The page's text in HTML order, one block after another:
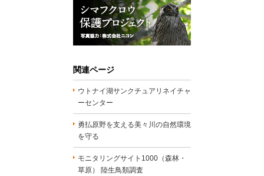
関連ページ
ウトナイ湖サンクチュアリネイチャ
ーセンター
勇払原野を支える美々川の自然環境
を守る
モニタリングサイト1000（森林・
草原） 陸生鳥類調査